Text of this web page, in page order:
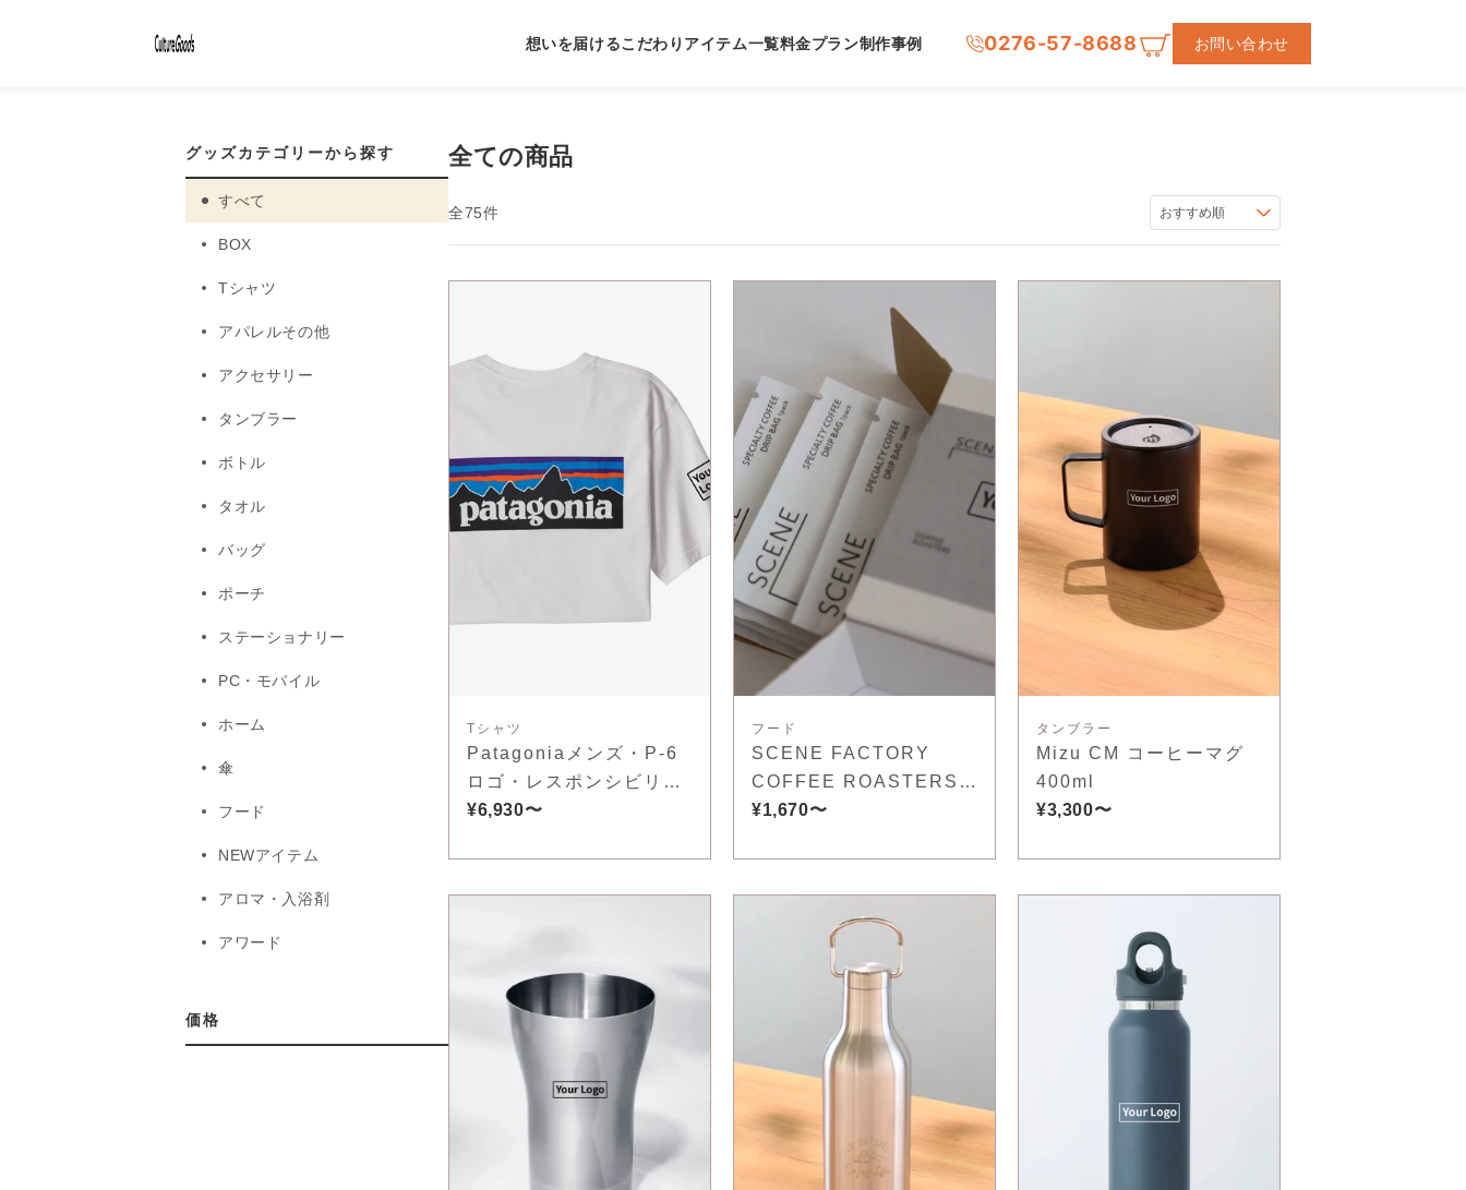
想いを届けるこだわり アイテム一覧料金プラン制作事例 0276-57-8688 お問い合わせ
グッズカテゴリーから探す
すべて
BOX
Tシャツ
アパレルその他
アクセサリー
タンブラー
ボトル
タオル
バッグ
ポーチ
ステーショナリー
PC・モバイル
ホーム
傘
フード
NEWアイテム
アロマ・入浴剤
アワード
価格
全ての商品
全75件 おすすめ順
Tシャツ
Patagoniaメンズ・P-6
ロゴ・レスポンシビリテ
ィー
¥6,930〜
フード
SCENE FACTORY
COFFEE ROASTERS／
ドリップバッグコーヒー
¥1,670〜
タンブラー
Mizu CM コーヒーマグ
400ml
¥3,300〜